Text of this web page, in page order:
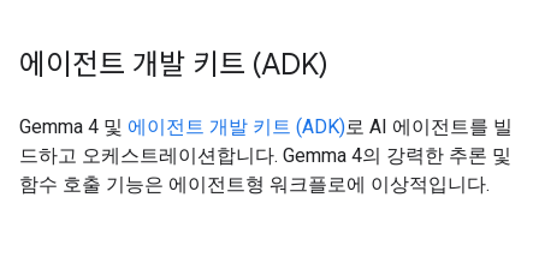
에이전트 개발 키트 (ADK)
Gemma 4 및 에이전트 개발 키트 (ADK)로 AI 에이전트를 빌
드하고 오케스트레이션합니다. Gemma 4의 강력한 추론 및
함수 호출 기능은 에이전트형 워크플로에 이상적입니다.